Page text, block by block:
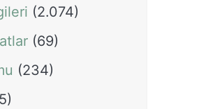
(2.074)
(69)
(234)